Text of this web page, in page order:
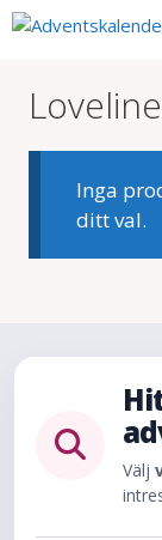
Hoppa
Loveline
Inga
ditt val.
Välj